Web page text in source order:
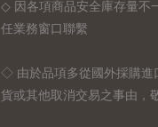
◇ 因各項商品安全庫存量不
任業務窗口聯繫
◇ 由於品項多從國外採購進
貨或其他取消交易之事由，